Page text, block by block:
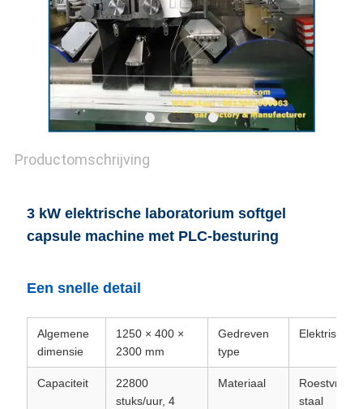
Productomschrijving
3 kW elektrische laboratorium softgel
capsule machine met PLC-besturing
Een snelle detail
Algemene
dimensie
1250 × 400 ×
2300 mm
Gedreven
type
Elektrisch
Capaciteit
22800
stuks/uur, 4
Materiaal
Roestvrij
staal